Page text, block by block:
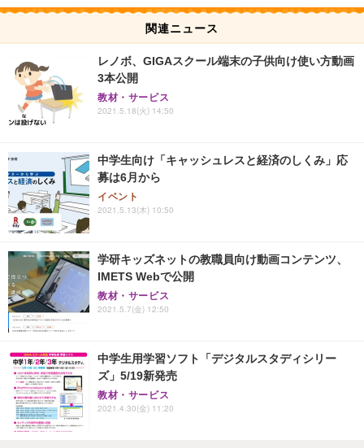
関連ニュース
レノボ、GIGAスクール端末の子供向け使い方動画
3本公開
教材・サービス
2021.5.18(火) 14:50
中学生向け「キャッシュレスと経済のしくみ」応
募は6月から
イベント
2021.5.13(木) 10:50
学研キッズネットの教職員向け動画コンテンツ、
IMETS Webで公開
教材・サービス
2021.5.7(金) 12:50
中学生用学習ソフト「デジタルスタディシリー
ズ」5/19新発売
教材・サービス
2021.4.30(金) 11:20